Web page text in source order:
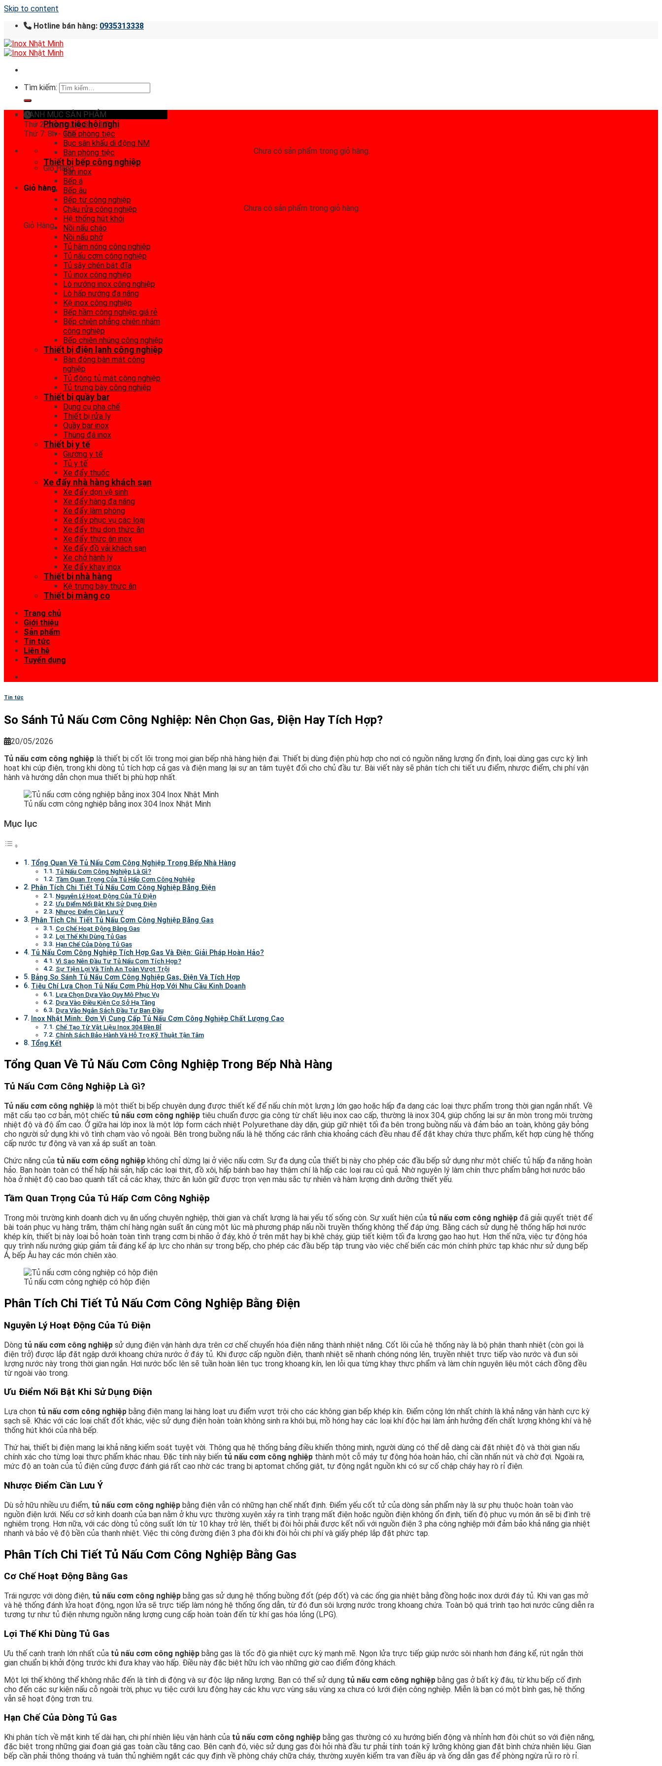
Skip to content
Hotline bán hàng: 0935313338
Tìm kiếm:
Thứ 2 đến thứ 6: 8h - 17h
Thứ 7: 8h - 15h
Chưa có sản phẩm trong giỏ hàng.
Giỏ Hàng
Giỏ hàng
Chưa có sản phẩm trong giỏ hàng.
Giỏ Hàng
DANH MỤC SẢN PHẨM
Phòng tiệc hội nghị
Ghế phòng tiệc
Bục sân khấu di động NM
Bàn phòng tiệc
Thiết bị bếp công nghiệp
Bàn inox
Bếp á
Bếp âu
Bếp từ công nghiệp
Chậu rửa công nghiệp
Hệ thống hút khói
Nồi nấu cháo
Nồi nấu phở
Tủ hâm nóng công nghiệp
Tủ nấu cơm công nghiệp
Tủ sây chén bát đĩa
Tủ inox công nghiệp
Lò nướng inox công nghiệp
Lò hấp nướng đa năng
Kệ inox công nghiệp
Bếp hầm công nghiệp giá rẻ
Bếp chiên phẳng chiên nhám
công nghiệp
Bếp chiên nhúng công nghiệp
Thiết bị điện lạnh công nghiệp
Bàn đông bàn mát công
nghiệp
Tủ đông tủ mát công nghiệp
Tủ trưng bày công nghiệp
Thiết bị quầy bar
Dụng cụ pha chế
Thiết bị rửa ly
Quầy bar inox
Thùng đá inox
Thiết bị y tế
Giường y tế
Tủ y tế
Xe đẩy thuốc
Xe đẩy nhà hàng khách sạn
Xe đẩy dọn vệ sinh
Xe đẩy hàng đa năng
Xe đẩy làm phòng
Xe đẩy phục vụ các loại
Xe đẩy thu dọn thức ăn
Xe đẩy thức ăn inox
Xe đẩy đồ vải khách sạn
Xe chở hành lý
Xe đẩy khay inox
Thiết bị nhà hàng
Kệ trưng bày thức ăn
Thiết bị màng co
Trang chủ
Giới thiệu
Sản phẩm
Tin tức
Liên hệ
Tuyển dụng
Tin tức
So Sánh Tủ Nấu Cơm Công Nghiệp: Nên Chọn Gas, Điện Hay Tích Hợp?
20/05/2026
Tủ nấu cơm công nghiệp là thiết bị cốt lõi trong mọi gian bếp nhà hàng hiện đại. Thiết bị dùng điện phù hợp cho nơi có nguồn năng lượng ổn định, loại dùng gas cực kỳ linh
hoạt khi cúp điện, trong khi dòng tủ tích hợp cả gas và điện mang lại sự an tâm tuyệt đối cho chủ đầu tư. Bài viết này sẽ phân tích chi tiết ưu điểm, nhược điểm, chi phí vận
hành và hướng dẫn chọn mua thiết bị phù hợp nhất.
Tủ nấu cơm công nghiệp bằng inox 304 Inox Nhật Minh
Mục lục
Tổng Quan Về Tủ Nấu Cơm Công Nghiệp Trong Bếp Nhà Hàng
Tủ Nấu Cơm Công Nghiệp Là Gì?
Tầm Quan Trọng Của Tủ Hấp Cơm Công Nghiệp
Phân Tích Chi Tiết Tủ Nấu Cơm Công Nghiệp Bằng Điện
Nguyên Lý Hoạt Động Của Tủ Điện
Ưu Điểm Nổi Bật Khi Sử Dụng Điện
Nhược Điểm Cần Lưu Ý
Phân Tích Chi Tiết Tủ Nấu Cơm Công Nghiệp Bằng Gas
Cơ Chế Hoạt Động Bằng Gas
Lợi Thế Khi Dùng Tủ Gas
Hạn Chế Của Dòng Tủ Gas
Tủ Nấu Cơm Công Nghiệp Tích Hợp Gas Và Điện: Giải Pháp Hoàn Hảo?
Vì Sao Nên Đầu Tư Tủ Nấu Cơm Tích Hợp?
Sự Tiện Lợi Và Tính An Toàn Vượt Trội
Bảng So Sánh Tủ Nấu Cơm Công Nghiệp Gas, Điện Và Tích Hợp
Tiêu Chí Lựa Chọn Tủ Nấu Cơm Phù Hợp Với Nhu Cầu Kinh Doanh
Lựa Chọn Dựa Vào Quy Mô Phục Vụ
Dựa Vào Điều Kiện Cơ Sở Hạ Tầng
Dựa Vào Ngân Sách Đầu Tư Ban Đầu
Inox Nhật Minh: Đơn Vị Cung Cấp Tủ Nấu Cơm Công Nghiệp Chất Lượng Cao
Chế Tạo Từ Vật Liệu Inox 304 Bền Bỉ
Chính Sách Bảo Hành Và Hỗ Trợ Kỹ Thuật Tận Tâm
Tổng Kết
Tổng Quan Về Tủ Nấu Cơm Công Nghiệp Trong Bếp Nhà Hàng
Tủ Nấu Cơm Công Nghiệp Là Gì?
Tủ nấu cơm công nghiệp là một thiết bị bếp chuyên dụng được thiết kế để nấu chín một lượng lớn gạo hoặc hấp đa dạng các loại thực phẩm trong thời gian ngắn nhất. Về
mặt cấu tạo cơ bản, một chiếc tủ nấu cơm công nghiệp tiêu chuẩn được gia công từ chất liệu inox cao cấp, thường là inox 304, giúp chống lại sự ăn mòn trong môi trường
nhiệt độ và độ ẩm cao. Ở giữa hai lớp inox là một lớp form cách nhiệt Polyurethane dày dặn, giúp giữ nhiệt tối đa bên trong buồng nấu và đảm bảo an toàn, không gây bỏng
cho người sử dụng khi vô tình chạm vào vỏ ngoài. Bên trong buồng nấu là hệ thống các rãnh chia khoảng cách đều nhau để đặt khay chứa thực phẩm, kết hợp cùng hệ thống
cấp nước tự động và van xả áp suất an toàn.
Chức năng của tủ nấu cơm công nghiệp không chỉ dừng lại ở việc nấu cơm. Sự đa dụng của thiết bị này cho phép các đầu bếp sử dụng như một chiếc tủ hấp đa năng hoàn
hảo. Bạn hoàn toàn có thể hấp hải sản, hấp các loại thịt, đồ xôi, hấp bánh bao hay thậm chí là hấp các loại rau củ quả. Nhờ nguyên lý làm chín thực phẩm bằng hơi nước bão
hòa ở nhiệt độ cao bao quanh tất cả các khay, thức ăn luôn giữ được trọn vẹn màu sắc tự nhiên và hàm lượng dinh dưỡng thiết yếu.
Tầm Quan Trọng Của Tủ Hấp Cơm Công Nghiệp
Trong môi trường kinh doanh dịch vụ ăn uống chuyên nghiệp, thời gian và chất lượng là hai yếu tố sống còn. Sự xuất hiện của tủ nấu cơm công nghiệp đã giải quyết triệt để
bài toán phục vụ hàng trăm, thậm chí hàng ngàn suất ăn cùng một lúc mà phương pháp nấu nồi truyền thống không thể đáp ứng. Bằng cách sử dụng hệ thống hấp hơi nước
khép kín, thiết bị này loại bỏ hoàn toàn tình trạng cơm bị nhão ở đáy, khô ở trên mặt hay bị khê cháy, giúp tiết kiệm tối đa lượng gạo hao hụt. Hơn thế nữa, việc tự động hóa
quy trình nấu nướng giúp giảm tải đáng kể áp lực cho nhân sự trong bếp, cho phép các đầu bếp tập trung vào việc chế biến các món chính phức tạp khác như sử dụng bếp
Á, bếp Âu hay các món chiên xào.
Tủ nấu cơm công nghiệp có hộp điện
Phân Tích Chi Tiết Tủ Nấu Cơm Công Nghiệp Bằng Điện
Nguyên Lý Hoạt Động Của Tủ Điện
Dòng tủ nấu cơm công nghiệp sử dụng điện vận hành dựa trên cơ chế chuyển hóa điện năng thành nhiệt năng. Cốt lõi của hệ thống này là bộ phận thanh nhiệt (còn gọi là
điện trở) được lắp đặt ngập dưới khoang chứa nước ở đáy tủ. Khi được cấp nguồn điện, thanh nhiệt sẽ nhanh chóng nóng lên, truyền nhiệt trực tiếp vào nước và đun sôi
lượng nước này trong thời gian ngắn. Hơi nước bốc lên sẽ tuần hoàn liên tục trong khoang kín, len lỏi qua từng khay thực phẩm và làm chín nguyên liệu một cách đồng đều
từ ngoài vào trong.
Ưu Điểm Nổi Bật Khi Sử Dụng Điện
Lựa chọn tủ nấu cơm công nghiệp bằng điện mang lại hàng loạt ưu điểm vượt trội cho các không gian bếp khép kín. Điểm cộng lớn nhất chính là khả năng vận hành cực kỳ
sạch sẽ. Khác với các loại chất đốt khác, việc sử dụng điện hoàn toàn không sinh ra khói bụi, mồ hóng hay các loại khí độc hại làm ảnh hưởng đến chất lượng không khí và hệ
thống hút khói của nhà bếp.
Thứ hai, thiết bị điện mang lại khả năng kiểm soát tuyệt vời. Thông qua hệ thống bảng điều khiển thông minh, người dùng có thể dễ dàng cài đặt nhiệt độ và thời gian nấu
chính xác cho từng loại thực phẩm khác nhau. Đặc tính này biến tủ nấu cơm công nghiệp thành một cỗ máy tự động hóa hoàn hảo, chỉ cần nhấn nút và chờ đợi. Ngoài ra,
mức độ an toàn của tủ điện cũng được đánh giá rất cao nhờ các trang bị aptomat chống giật, tự động ngắt nguồn khi có sự cố chập cháy hay rò rỉ điện.
Nhược Điểm Cần Lưu Ý
Dù sở hữu nhiều ưu điểm, tủ nấu cơm công nghiệp bằng điện vẫn có những hạn chế nhất định. Điểm yếu cốt tử của dòng sản phẩm này là sự phụ thuộc hoàn toàn vào
nguồn điện lưới. Nếu cơ sở kinh doanh của bạn nằm ở khu vực thường xuyên xảy ra tình trạng mất điện hoặc nguồn điện không ổn định, tiến độ phục vụ món ăn sẽ bị đình trệ
nghiêm trọng. Hơn nữa, với các dòng tủ công suất lớn từ 10 khay trở lên, thiết bị đòi hỏi phải được kết nối với nguồn điện 3 pha công nghiệp mới đảm bảo khả năng gia nhiệt
nhanh và bảo vệ độ bền của thanh nhiệt. Việc thi công đường điện 3 pha đôi khi đòi hỏi chi phí và giấy phép lắp đặt phức tạp.
Phân Tích Chi Tiết Tủ Nấu Cơm Công Nghiệp Bằng Gas
Cơ Chế Hoạt Động Bằng Gas
Trái ngược với dòng điện, tủ nấu cơm công nghiệp bằng gas sử dụng hệ thống buồng đốt (pép đốt) và các ống gia nhiệt bằng đồng hoặc inox dưới đáy tủ. Khi van gas mở
và hệ thống đánh lửa hoạt động, ngọn lửa sẽ trực tiếp làm nóng hệ thống ống dẫn, từ đó đun sôi lượng nước trong khoang chứa. Toàn bộ quá trình tạo hơi nước cũng diễn ra
tương tự như tủ điện nhưng nguồn năng lượng cung cấp hoàn toàn đến từ khí gas hóa lỏng (LPG).
Lợi Thế Khi Dùng Tủ Gas
Ưu thế cạnh tranh lớn nhất của tủ nấu cơm công nghiệp bằng gas là tốc độ gia nhiệt cực kỳ mạnh mẽ. Ngọn lửa trực tiếp giúp nước sôi nhanh hơn đáng kể, rút ngắn thời
gian chuẩn bị khởi động trước khi đưa khay vào hấp. Điều này đặc biệt hữu ích vào những giờ cao điểm đông khách.
Một lợi thế không thể không nhắc đến là tính di động và sự độc lập năng lượng. Bạn có thể sử dụng tủ nấu cơm công nghiệp bằng gas ở bất kỳ đâu, từ khu bếp cố định
cho đến các sự kiện nấu cỗ ngoài trời, phục vụ tiệc cưới lưu động hay các khu vực vùng sâu vùng xa chưa có lưới điện công nghiệp. Miễn là bạn có một bình gas, hệ thống
vẫn sẽ hoạt động trơn tru.
Hạn Chế Của Dòng Tủ Gas
Khi phân tích về mặt kinh tế dài hạn, chi phí nhiên liệu vận hành của tủ nấu cơm công nghiệp bằng gas thường có xu hướng biến động và nhỉnh hơn đôi chút so với điện năng,
đặc biệt trong những giai đoạn giá gas toàn cầu tăng cao. Bên cạnh đó, việc sử dụng gas đòi hỏi nhà đầu tư phải tính toán kỹ lưỡng không gian đặt bình chứa nhiên liệu. Gian
bếp cần phải thông thoáng và tuân thủ nghiêm ngặt các quy định về phòng cháy chữa cháy, thường xuyên kiểm tra van điều áp và ống dẫn gas để phòng ngừa rủi ro rò rỉ.